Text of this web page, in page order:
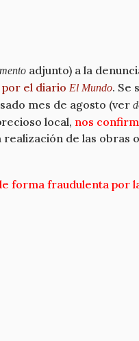
adjunto) a la
el diario El Mundo. Se
mes de agosto (ver
local, nos
de las obras
forma fraudulenta por